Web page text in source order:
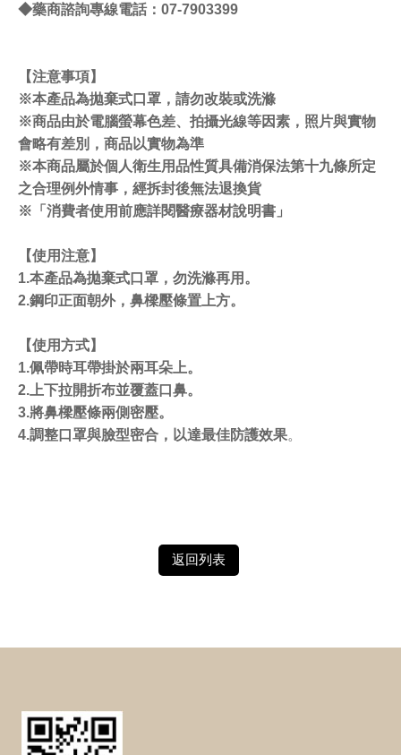
◆藥商諮詢專線電話：07-7903399
【注意事項】
※本產品為拋棄式口罩，請勿改裝或洗滌
※商品由於電腦螢幕色差、拍攝光線等因素，照片與實物
會略有差別，商品以實物為準
※本商品屬於個人衛生用品性質具備消保法第十九條所定
之合理例外情事，經拆封後無法退換貨
※「消費者使用前應詳閱醫療器材說明書」
【使用注意】
1.本產品為拋棄式口罩，勿洗滌再用。
2.鋼印正面朝外，鼻樑壓條置上方。
【使用方式】
1.佩帶時耳帶掛於兩耳朵上。
2.上下拉開折布並覆蓋口鼻。
3.將鼻樑壓條兩側密壓。
4.調整口罩與臉型密合，以達最佳防護效果。
返回列表